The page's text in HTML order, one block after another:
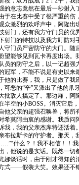
的意志竟然在最后一秒射
于在比赛中受了很严重的
众激烈的欢呼声中，阿隆
射门，还有我方守门员的
射门的特技以及我方盯防
守门员严密防守的大门。
望能够见到瓦卡再度出场
员的防守之后，以一记超
冠军，不能不说是有史以
他的比赛，我，只是做了我
恶的“辛”又派出了他的爪
批敌人搞定了。那边厢，
半空的小BOSS。消灭它后
他父亲的超强召唤兽，将
希莫阿由衷的感谢。我质
我，我的父亲杰库特还活着
布拉斯卡的守护者。那天，
什么？！我不相信！！
，他说的是实话。既然一
娜谈话时，由于刚才得知
式——假装大笑。效果还不